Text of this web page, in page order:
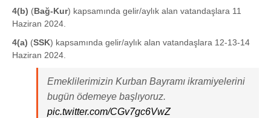
4(b) (Bağ-Kur) kapsamında gelir/aylık alan vatandaşlara 11
Haziran 2024.
4(a) (SSK) kapsamında gelir/aylık alan vatandaşlara 12-13-14
Haziran 2024.
Emeklilerimizin Kurban Bayramı ikramiyelerini
bugün ödemeye başlıyoruz.
pic.twitter.com/CGv7gc6VwZ